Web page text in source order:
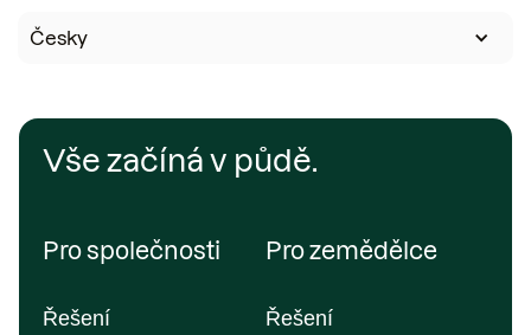
Česky
Vše začíná v půdě.
Pro společnosti
Řešení
Pro zemědělce
Řešení